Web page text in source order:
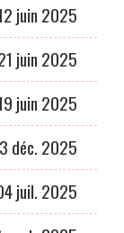
juin 2025
juin 2025
juin 2025
déc. 2025
juil. 2025